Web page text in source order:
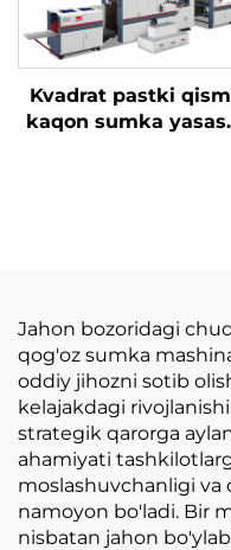
Kvadrat pastki
kaqon sumka
Jahon bozoridagi
qog'oz sumka
oddiy jihozni sotib
kelajakdagi
strategik qarorga
ahamiyati
moslashuvchanligi va
namoyon bo'ladi. Bir
nisbatan jahon